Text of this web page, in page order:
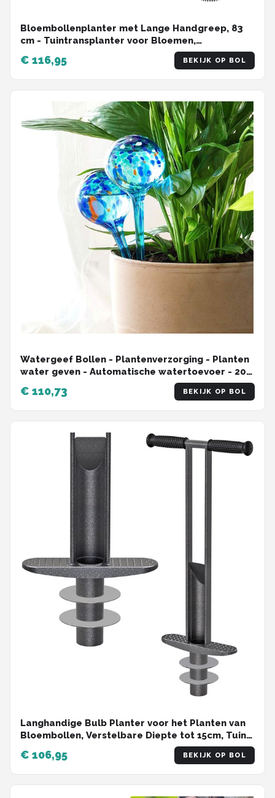
Bloembollenplanter met Lange Handgreep, 83
cm - Tuintransplanter voor Bloemen,
Aardappelen en Tulpen met Scherpe Tanden en
Diepte van 9 cm voor Efficiënt Graven en Planten
€ 116,95 BEKIJK OP BOL
Watergeef Bollen - Plantenverzorging - Planten
water geven - Automatische watertoevoer - 200
€ 110,73 BEKIJK OP BOL
Langhandige Bulb Planter voor het Planten van
Bloembollen, Verstelbare Diepte tot 15cm, Tuin
Multitool met Automatische Afvoer voor Efficiënt
Planten en Tuinonderhoud
€ 106,95 BEKIJK OP BOL